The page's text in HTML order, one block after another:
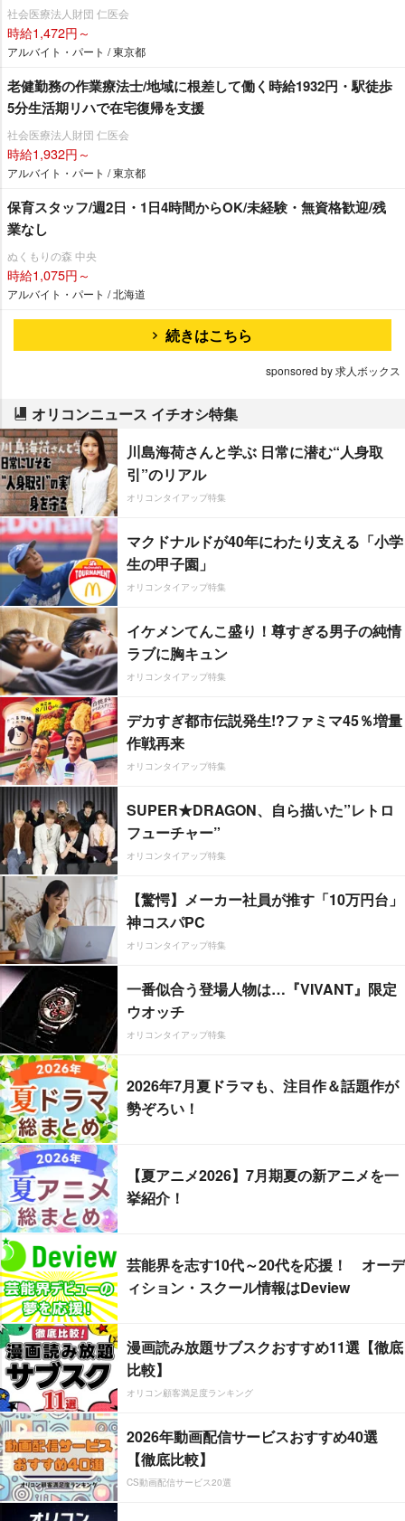
社会医療法人財団 仁医会
時給1,472円～
アルバイト・パート / 東京都
老健勤務の作業療法士/地域に根差して働く時給1932円・駅徒歩
5分生活期リハで在宅復帰を支援
社会医療法人財団 仁医会
時給1,932円～
アルバイト・パート / 東京都
保育スタッフ/週2日・1日4時間からOK/未経験・無資格歓迎/残
業なし
ぬくもりの森 中央
時給1,075円～
アルバイト・パート / 北海道
続きはこちら
sponsored by 求人ボックス
オリコンニュース イチオシ特集
川島海荷さんと学ぶ 日常に潜む“人身取
引”のリアル
オリコンタイアップ特集
マクドナルドが40年にわたり支える「小学
生の甲子園」
オリコンタイアップ特集
イケメンてんこ盛り！尊すぎる男子の純情
ラブに胸キュン
オリコンタイアップ特集
デカすぎ都市伝説発生!?ファミマ45％増量
作戦再来
オリコンタイアップ特集
SUPER★DRAGON、自ら描いた”レトロ
フューチャー”
オリコンタイアップ特集
【驚愕】メーカー社員が推す「10万円台」
神コスパPC
オリコンタイアップ特集
一番似合う登場人物は…『VIVANT』限定
ウオッチ
オリコンタイアップ特集
2026年7月夏ドラマも、注目作＆話題作が
勢ぞろい！
【夏アニメ2026】7月期夏の新アニメを一
挙紹介！
芸能界を志す10代～20代を応援！ オーデ
ィション・スクール情報はDeview
漫画読み放題サブスクおすすめ11選【徹底
比較】
オリコン顧客満足度ランキング
2026年動画配信サービスおすすめ40選
【徹底比較】
CS動画配信サービス20選